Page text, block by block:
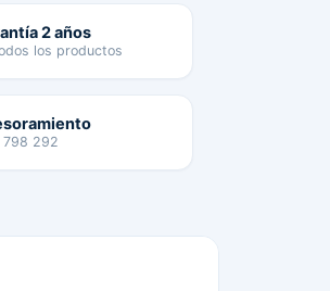
2 años
los productos
798 292